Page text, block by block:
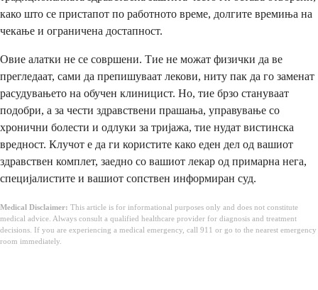
како што се пристапот по работното време, долгите времиња на
чекање и ограничена достапност.
Овие алатки не се совршени. Тие не можат физички да ве
прегледаат, сами да препишуваат лекови, ниту пак да го заменат
расудувањето на обучен клиницист. Но, тие брзо стануваат
подобри, а за чести здравствени прашања, управување со
хронични болести и одлуки за тријажа, тие нудат вистинска
вредност. Клучот е да ги користите како еден дел од вашиот
здравствен комплет, заедно со вашиот лекар од примарна нега,
специјалистите и вашиот сопствен информиран суд.
Medical Disclaimer: This article is for informational purposes only and does not constitute
medical advice. Always consult a qualified healthcare provider for diagnosis and treatment
decisions. If you are experiencing a medical emergency, call 911 or go to the nearest emergency
room immediately.